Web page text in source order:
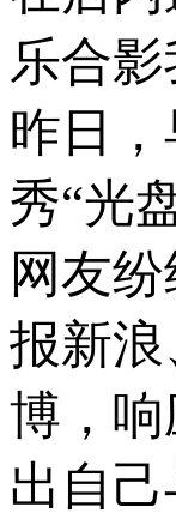
乐合
昨日
秀“光
网友
报新
博，
出自己